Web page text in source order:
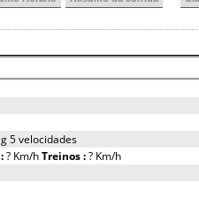
5 velocidades
? Km/hTreinos :? Km/h